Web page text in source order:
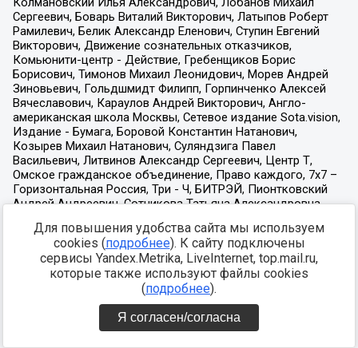
Для повышения удобства сайта мы используем
cookies (подробнее). К сайту подключены
сервисы Yandex.Metrika, LiveInternet, top.mail.ru,
которые также используют файлы cookies
(подробнее).
Я согласен/согласна